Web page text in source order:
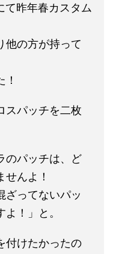
て昨年春カスタム
他の方が持って
スパッチを二枚
のパッチは、ど
んよ！
ざってないパッ
！」と。
付けたかったの